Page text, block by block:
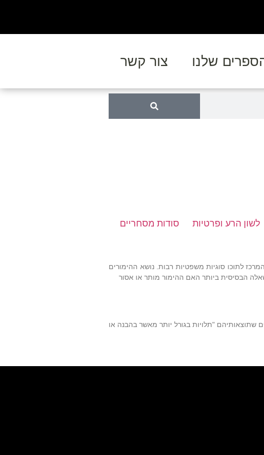
שלנו צור קשר
לשון הרע ופרטיות סודות מסחריים
לתוכו סוגיות משפטיות רבות. נושא ההימורים
הבסיסית ביותר האם ההימור מותר או אסור
שתוצאותיהם "תלויות בגורל יותר מאשר בהבנה או